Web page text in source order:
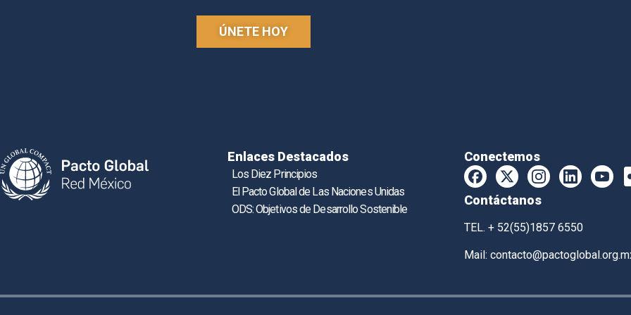
ÚNETE HOY
Enlaces Destacados
Los Diez Principios
El Pacto Global de Las Naciones Unidas
ODS: Objetivos de Desarrollo Sostenible
Conectemos
Contáctanos
TEL. + 52(55)1857 6550
Mail: